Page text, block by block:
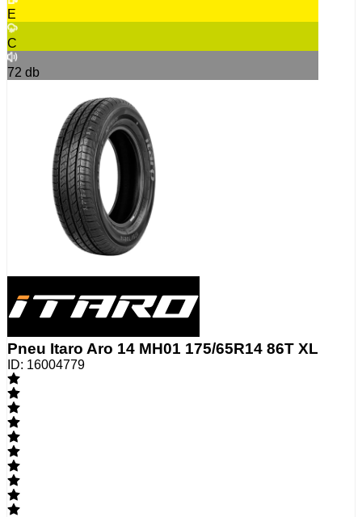
E
C
72 db
Pneu Itaro Aro 14 MH01 175/65R14 86T XL
ID: 16004779